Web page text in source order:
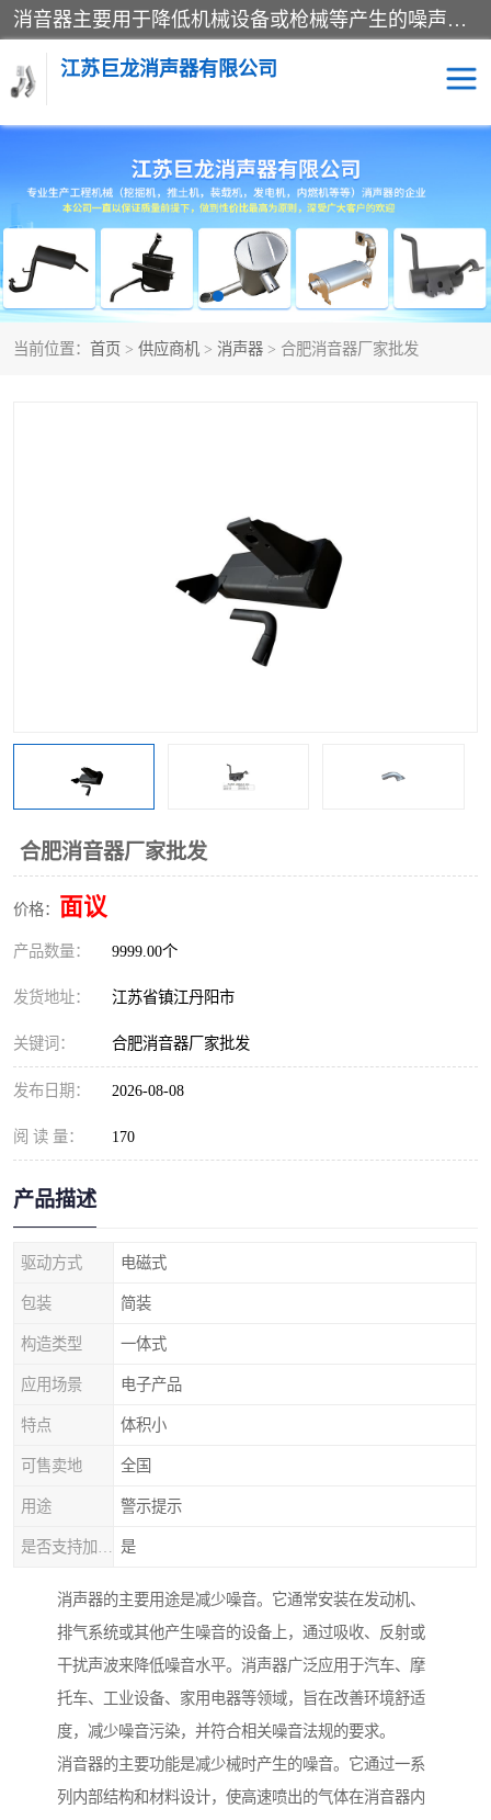
消音器主要用于降低机械设备或枪械等产生的噪声。它通过阻尼或增加排气面积来降低排气速度和功率，从而降低噪声。常见的消音器类型包括阻性消声器、抗性消声器、共振消声器以及阻抗复合式消声器等。这些消音器各有特点，适用于不同频率的噪声消除。
江苏巨龙消声器有限公司
当前位置： 首页 > 供应商机 > 消声器 > 合肥消音器厂家批发
合肥消音器厂家批发
价格： 面议
产品数量： 9999.00个
发货地址： 江苏省镇江丹阳市
关键词： 合肥消音器厂家批发
发布日期： 2026-08-08
阅 读 量： 170
产品描述
驱动方式 电磁式
包装 简装
构造类型 一体式
应用场景 电子产品
特点 体积小
可售卖地 全国
用途 警示提示
是
消声器的主要用途是减少噪音。它通常安装在发动机、
排气系统或其他产生噪音的设备上，通过吸收、反射或
干扰声波来降低噪音水平。消声器广泛应用于汽车、摩
托车、工业设备、家用电器等领域，旨在改善环境舒适
度，减少噪音污染，并符合相关噪音法规的要求。
消音器的主要功能是减少械时产生的噪音。它通过一系
列内部结构和材料设计，使高速喷出的气体在消音器内
消声器